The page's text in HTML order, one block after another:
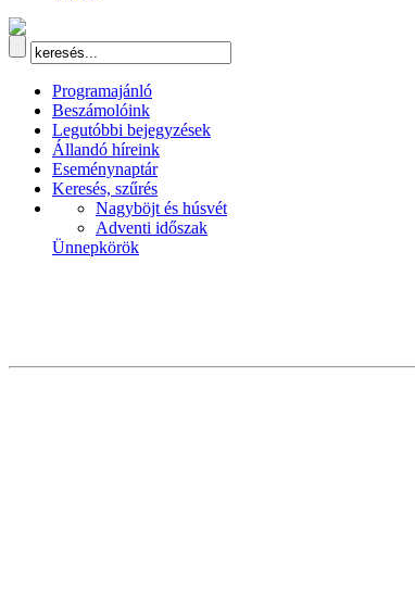
Programajánló
Beszámolóink
Legutóbbi bejegyzések
Állandó híreink
Eseménynaptár
Keresés, szűrés
Nagyböjt és húsvét
Adventi időszak
Ünnepkörök